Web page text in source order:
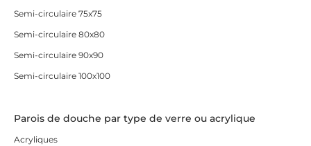
Semi-circulaire 75x75
Semi-circulaire 80x80
Semi-circulaire 90x90
Semi-circulaire 100x100
Parois de douche par type de verre ou acrylique
Acryliques